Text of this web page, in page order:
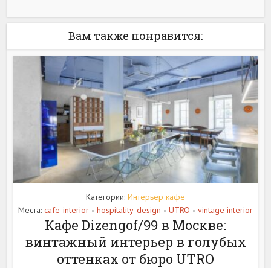
Вам также понравится:
Категории: Интерьер кафе
Места: cafe-interior • hospitality-design • UTRO • vintage interior
Кафе Dizengof/99 в Москве:
винтажный интерьер в голубых
оттенках от бюро UTRO